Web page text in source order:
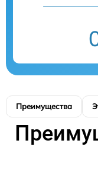
Преимущества